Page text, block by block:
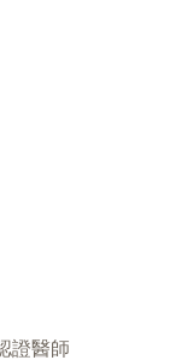
證醫師